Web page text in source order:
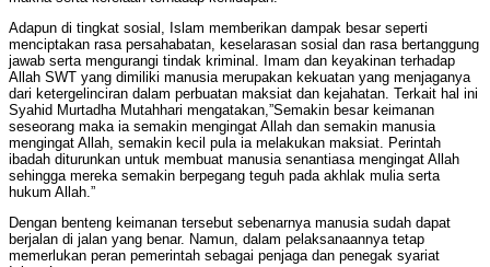
Adapun di tingkat sosial, Islam memberikan dampak besar seperti
menciptakan rasa persahabatan, keselarasan sosial dan rasa bertanggung
jawab serta mengurangi tindak kriminal. Imam dan keyakinan terhadap
Allah SWT yang dimiliki manusia merupakan kekuatan yang menjaganya
dari ketergelinciran dalam perbuatan maksiat dan kejahatan. Terkait hal ini
Syahid Murtadha Mutahhari mengatakan,”Semakin besar keimanan
seseorang maka ia semakin mengingat Allah dan semakin manusia
mengingat Allah, semakin kecil pula ia melakukan maksiat. Perintah
ibadah diturunkan untuk membuat manusia senantiasa mengingat Allah
sehingga mereka semakin berpegang teguh pada akhlak mulia serta
hukum Allah.”
Dengan benteng keimanan tersebut sebenarnya manusia sudah dapat
berjalan di jalan yang benar. Namun, dalam pelaksanaannya tetap
memerlukan peran pemerintah sebagai penjaga dan penegak syariat